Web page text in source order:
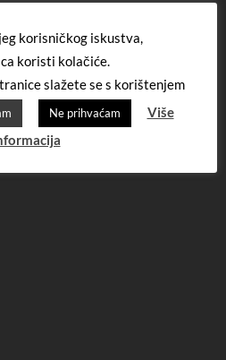
korisničkog iskustva,
koristi kolačiće.
slažete se s korištenjem
Ne prihvaćam
Više